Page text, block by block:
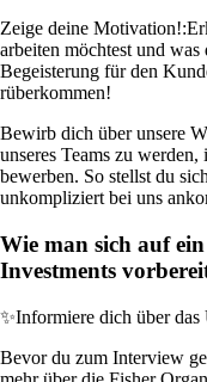
Zeige deine Motivation!:
arbeiten möchtest und
Begeisterung für den
rüberkommen!
Bewirb dich über unsere
unseres Teams zu
bewerben. So stellst du
unkompliziert bei uns
Wie man sich auf
Investments
✨Informiere dich über das
Bevor du zum Interview